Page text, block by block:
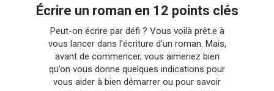
Écrire un roman en 12 points clés
Peut-on écrire par défi ? Vous voilà prêt.e à
vous lancer dans l’écriture d’un roman. Mais,
avant de commencer, vous aimeriez bien
qu’on vous donne quelques indications pour
vous aider à bien démarrer ou pour savoir